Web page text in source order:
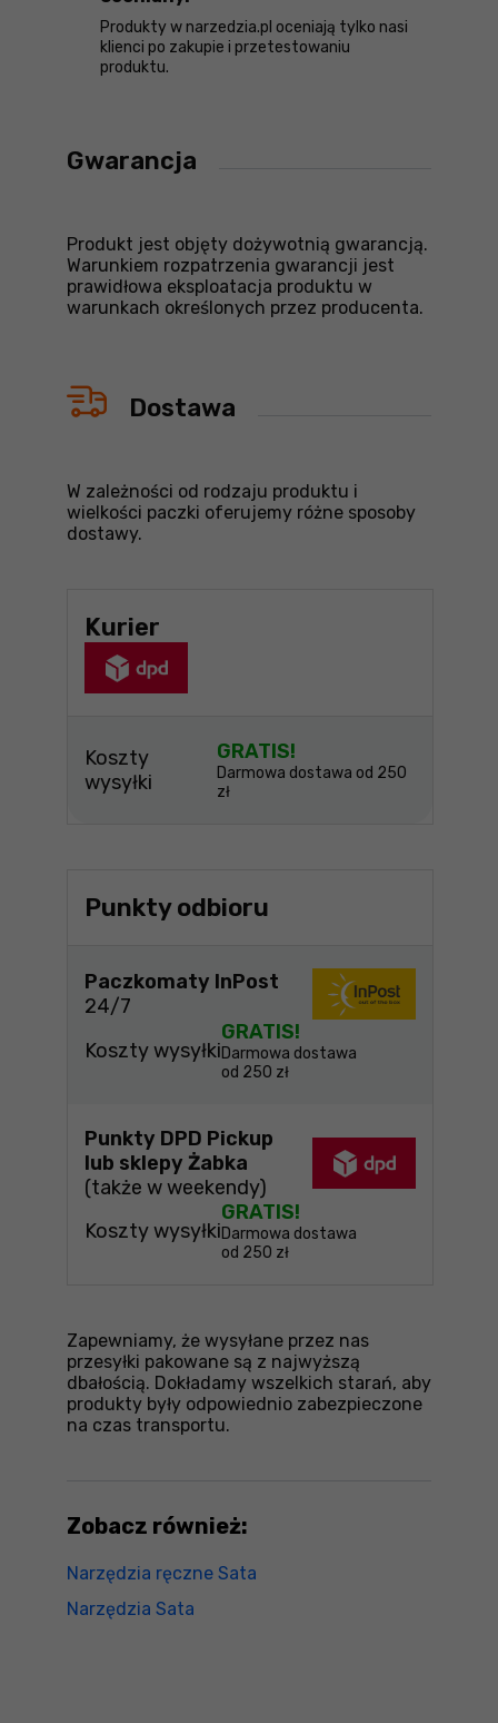
Produkty w narzedzia.pl oceniają tylko nasi
klienci po zakupie i przetestowaniu
produktu.
Gwarancja
Produkt jest objęty dożywotnią gwarancją.
Warunkiem rozpatrzenia gwarancji jest
prawidłowa eksploatacja produktu w
warunkach określonych przez producenta.
Dostawa
W zależności od rodzaju produktu i
wielkości paczki oferujemy różne sposoby
dostawy.
Kurier
Koszty
wysyłki
GRATIS!
Darmowa dostawa od 250
zł
Punkty odbioru
Paczkomaty InPost
24/7
Koszty wysyłki
GRATIS!
Darmowa dostawa
od 250 zł
Punkty DPD Pickup
lub sklepy Żabka
(także w weekendy)
Koszty wysyłki
GRATIS!
Darmowa dostawa
od 250 zł
Zapewniamy, że wysyłane przez nas
przesyłki pakowane są z najwyższą
dbałością. Dokładamy wszelkich starań, aby
produkty były odpowiednio zabezpieczone
na czas transportu.
Zobacz również:
Narzędzia ręczne Sata
Narzędzia Sata